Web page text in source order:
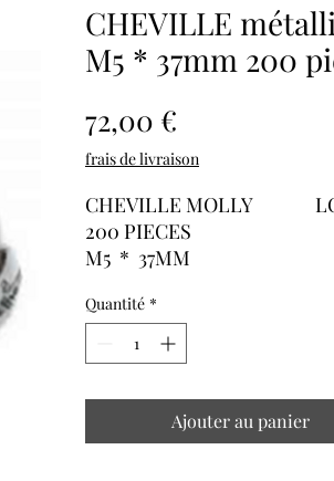
CHEVILLE
M5 * 37mm 200
72,00 €
frais de livraison
CHEVILLE MOLLY
200 PIECES
M5 * 37MM
Quantité *
Ajouter au panier